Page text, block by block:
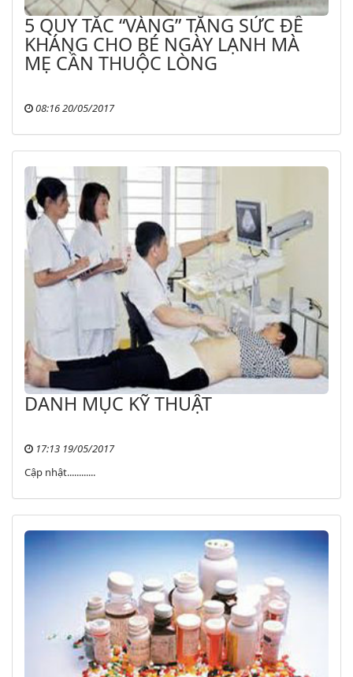
5 QUY TẮC “VÀNG” TĂNG SỨC ĐỀ
KHÁNG CHO BÉ NGÀY LẠNH MÀ
MẸ CẦN THUỘC LÒNG
08:16 20/05/2017
DANH MỤC KỸ THUẬT
17:13 19/05/2017
Cập nhật............